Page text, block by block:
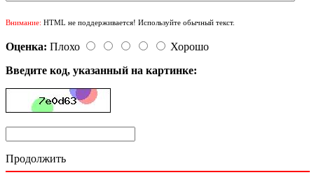
Внимание: HTML не поддерживается! Используйте обычный текст.
Оценка: Плохо
Хорошо
Введите код, указанный на картинке:
Продолжить